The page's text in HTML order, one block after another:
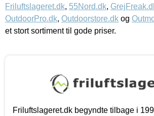
Friluftslageret.dk, 55Nord.dk,
OutdoorPro.dk, Outdoorstore.dk og
et stort sortiment til gode priser.
Friluftslageret.dk begyndte tilbage i